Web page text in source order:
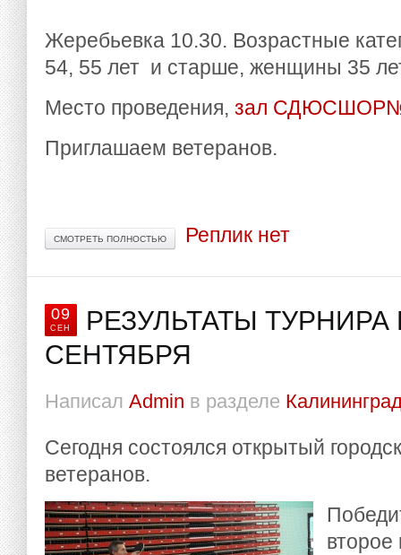
Жеребьевка 10.30. Возрастные
54, 55 лет и старше, женщины 35
Место проведения, зал
Приглашаем ветеранов.
СМОТРЕТЬ ПОЛНОСТЬЮ Реплик нет
09
СЕН
РЕЗУЛЬТАТЫ ТУРНИРА
СЕНТЯБРЯ
Написал Admin в разделе
Сегодня состоялся открытый
ветеранов.
второе